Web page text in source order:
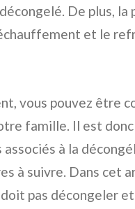
De plus,
et le
vous pouvez être
famille. Il est
à la
à suivre. Dans cet
pas décongeler